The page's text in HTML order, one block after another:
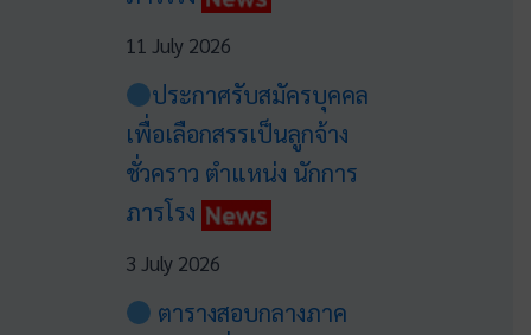
11 July 2026
ประกาศรับสมัครบุคคล
เพื่อเลือกสรรเป็นลูกจ้าง
ชั่วคราว ตำแหน่ง นักการ
ภารโรง
3 July 2026
ตารางสอบกลางภาค